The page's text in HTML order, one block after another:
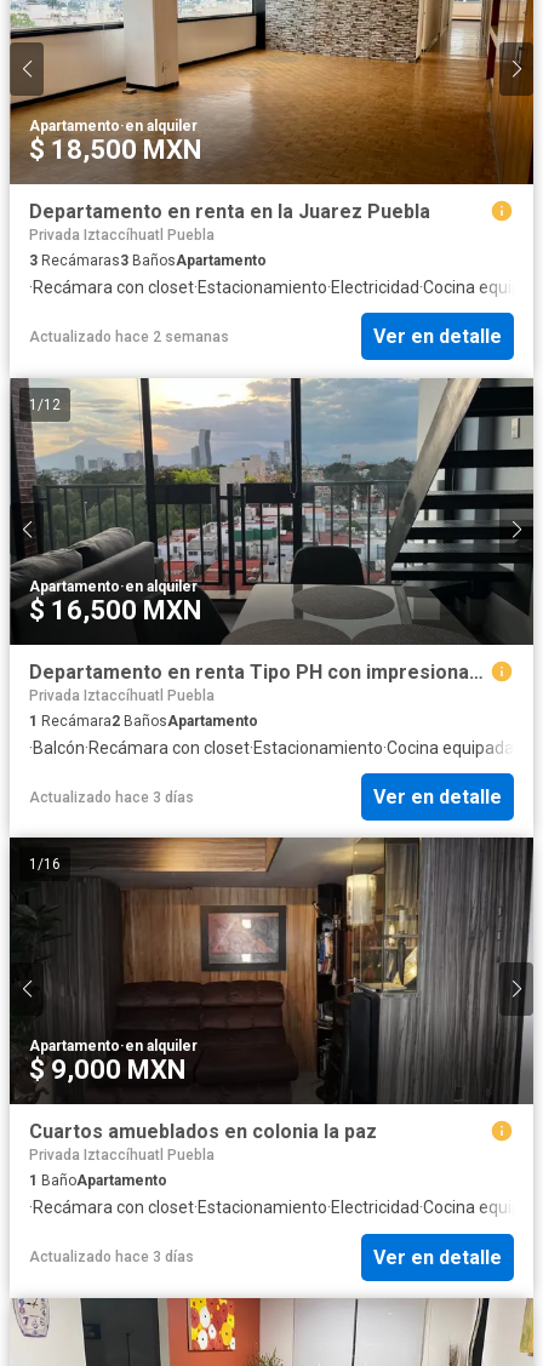
Apartamento·en alquiler
$ 18,500 MXN
Departamento en renta en la Juarez Puebla
Privada Iztaccíhuatl Puebla
3 Recámaras3 BañosApartamento
·Recámara con closet·Estacionamiento·Electricidad·Cocina
Actualizado hace 2 semanas Ver en detalle
1 /12
Apartamento·en alquiler
$ 16,500 MXN
Departamento en renta Tipo PH con impresionantes Vistas
Privada Iztaccíhuatl Puebla
1 Recámara2 BañosApartamento
·Balcón·Recámara con closet·Estacionamiento·Cocina equipada
Actualizado hace 3 días Ver en detalle
1 /16
Apartamento·en alquiler
$ 9,000 MXN
Cuartos amueblados en colonia la paz
Privada Iztaccíhuatl Puebla
1 BañoApartamento
·Recámara con closet·Estacionamiento·Electricidad·Cocina
Actualizado hace 3 días Ver en detalle